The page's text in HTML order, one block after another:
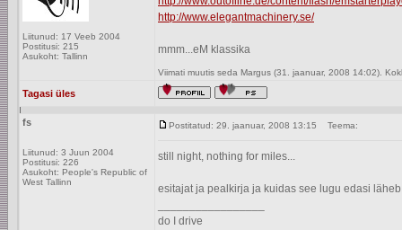
Liitunud: 17 Veeb 2004
Postitusi: 215
Asukoht: Tallinn
http://www.elegantmachinery.se/
mmm...eM klassika
Viimati muutis seda Margus (31. jaanuar, 2008 14:02).
Tagasi üles
fs
Liitunud: 3 Juun 2004
Postitusi: 226
Asukoht: People's Republic of
West Tallinn
Postitatud: 29. jaanuar, 2008 13:15 Teema:
still night, nothing for miles...
esitajat ja pealkirja ja kuidas see lugu edasi
do I drive